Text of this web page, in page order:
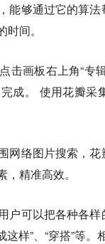
能够通过它的算
间。
击画板右上角“专
成。 使用花瓣采
网络图片搜索，
精准高效。
户可以把各种各
样”、“穿搭”等。